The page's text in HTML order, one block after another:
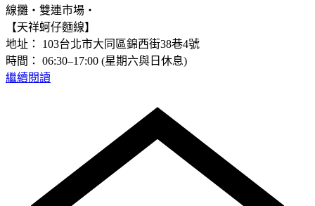
線攤‧雙連市場‧
【天祥蚵仔麵線】
地址： 103台北市大同區錦西街38巷4號
時間： 06:30–17:00 (星期六與日休息)
繼續閱讀